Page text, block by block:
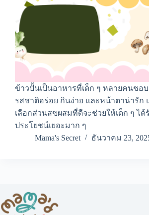
ข้าวปั้นเป็นอาหารที่เด็ก ๆ หลายคนชอบ
รสชาติอร่อย กินง่าย และหน้าตาน่ารัก
เลือกส่วนสฃผสมที่ดีจะช่วยให้เด็ก ๆ ได้
ประโยชน์เยอะมาก ๆ
Mama's Secret
ธันวาคม 23,